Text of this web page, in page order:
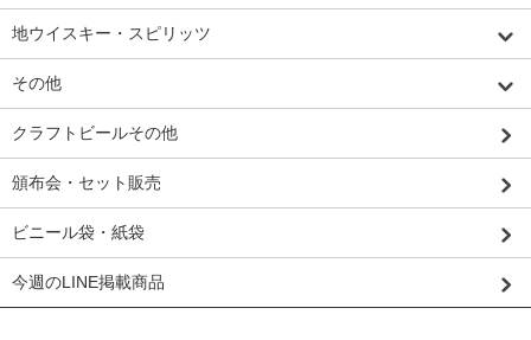
地ウイスキー・スピリッツ
その他
クラフトビールその他
頒布会・セット販売
ビニール袋・紙袋
今週のLINE掲載商品